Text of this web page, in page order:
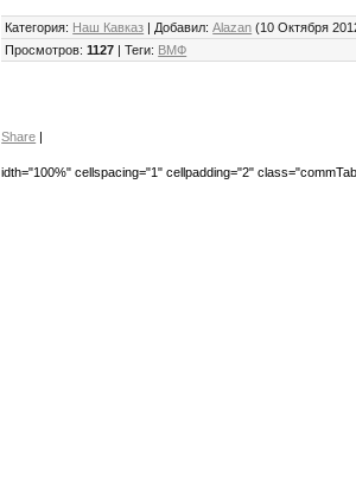
Категория: Наш Кавказ | Добавил:Alazan (10 Октября
Просмотров:1127 |Теги: ВМФ
Share
idth="100%" cellspacing="1" cellpadding="2"